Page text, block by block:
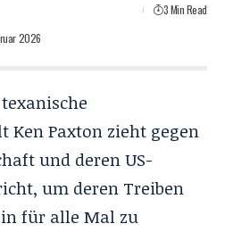
2026
3 Min Read
Ken Paxton zieht gegen
und deren US-
um deren Treiben
für alle Mal zu